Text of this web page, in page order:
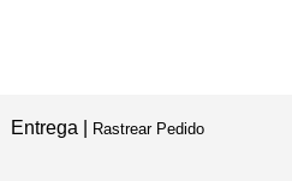
Entrega | Rastrear Pedido